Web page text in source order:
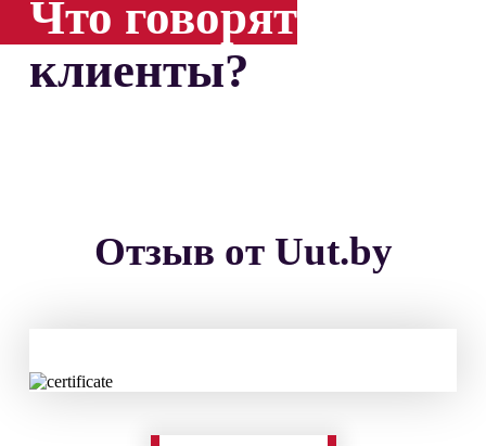
Что говорят
клиенты?
Отзыв от Uut.by